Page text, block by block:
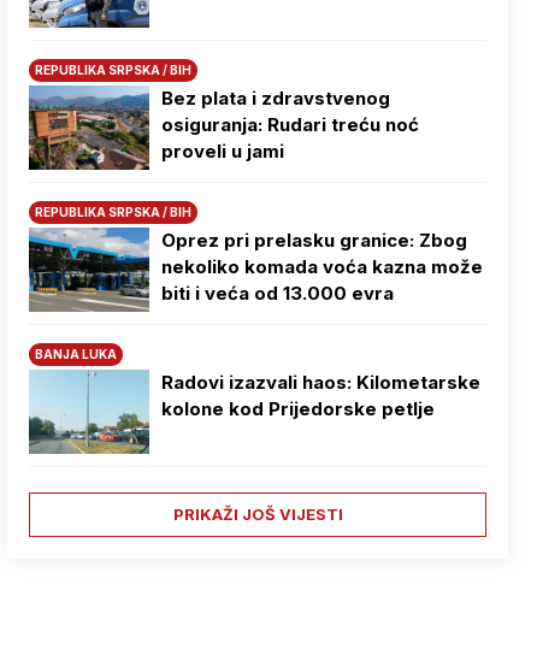
REPUBLIKA SRPSKA / BIH
Bez plata i zdravstvenog
osiguranja: Rudari treću noć
proveli u jami
REPUBLIKA SRPSKA / BIH
Oprez pri prelasku granice: Zbog
nekoliko komada voća kazna može
biti i veća od 13.000 evra
BANJA LUKA
Radovi izazvali haos: Kilometarske
kolone kod Prijedorske petlje
PRIKAŽI JOŠ VIJESTI